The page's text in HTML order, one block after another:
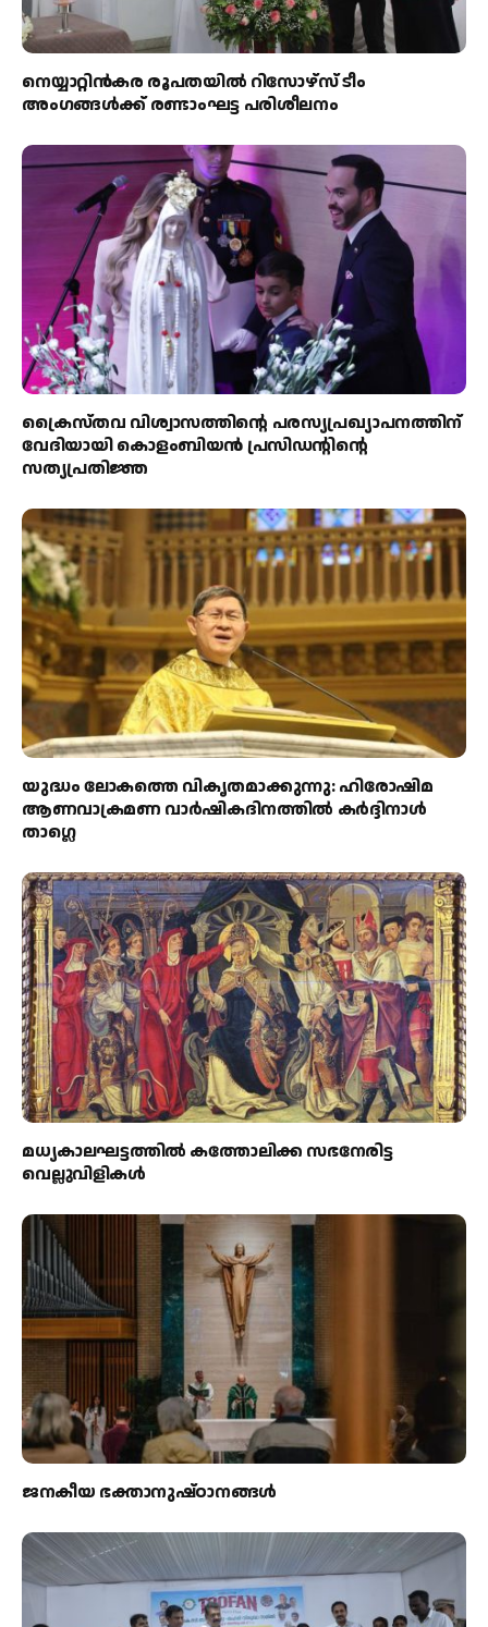
നെയ്യാറ്റിൻകര രൂപതയിൽ റിസോഴ്സ് ടീം
അംഗങ്ങൾക്ക് രണ്ടാംഘട്ട പരിശീലനം
ക്രൈസ്തവ വിശ്വാസത്തിന്റെ പരസ്യപ്രഖ്യാപനത്തിന്
വേദിയായി കൊളംബിയൻ പ്രസിഡന്റിന്റെ
സത്യപ്രതിജ്ഞ
യുദ്ധം ലോകത്തെ വികൃതമാക്കുന്നു: ഹിരോഷിമ
ആണവാക്രമണ വാർഷികദിനത്തിൽ കർദ്ദിനാൾ
താഗ്ലെ
മധ്യകാലഘട്ടത്തില്‍ കത്തോലിക്ക സഭനേരിട്ട
വെല്ലുവിളികള്‍
ജനകീയ ഭക്താനുഷ്ഠാനങ്ങള്‍